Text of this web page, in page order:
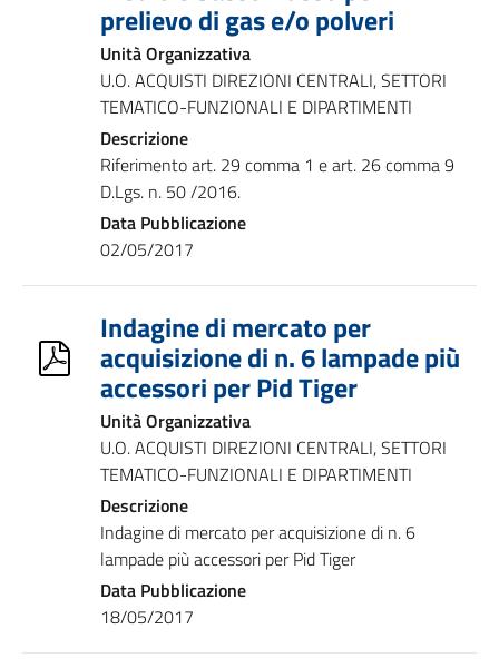
prelievo di gas e/o polveri
Unità Organizzativa
U.O. ACQUISTI DIREZIONI CENTRALI, SETTORI
TEMATICO-FUNZIONALI E DIPARTIMENTI
Descrizione
Riferimento art. 29 comma 1 e art. 26 comma 9
D.Lgs. n. 50 /2016.
Data Pubblicazione
02/05/2017
Indagine di mercato per
acquisizione di n. 6 lampade più
accessori per Pid Tiger
Unità Organizzativa
U.O. ACQUISTI DIREZIONI CENTRALI, SETTORI
TEMATICO-FUNZIONALI E DIPARTIMENTI
Descrizione
Indagine di mercato per acquisizione di n. 6
lampade più accessori per Pid Tiger
Data Pubblicazione
18/05/2017